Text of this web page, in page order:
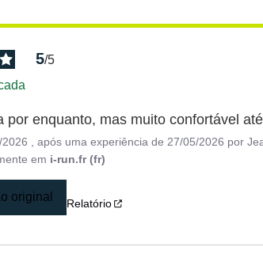
5/5
por enquanto, mas muito confortável
, após uma experiência de 27/05/2026 por
em i-run.fr (fr)
original Relatório